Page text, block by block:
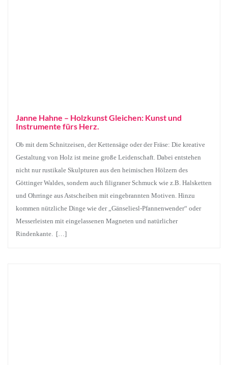
Janne Hahne – Holzkunst Gleichen: Kunst und
Instrumente fürs Herz.
Ob mit dem Schnitzeisen, der Kettensäge oder der Fräse: Die kreative
Gestaltung von Holz ist meine große Leidenschaft. Dabei entstehen
nicht nur rustikale Skulpturen aus den heimischen Hölzern des
Göttinger Waldes, sondern auch filigraner Schmuck wie z.B. Halsketten
und Ohrringe aus Astscheiben mit eingebrannten Motiven. Hinzu
kommen nützliche Dinge wie der „Gänseliesl-Pfannenwender“ oder
Messerleisten mit eingelassenen Magneten und natürlicher
Rindenkante. […]